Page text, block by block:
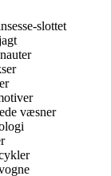
slottet
væsner